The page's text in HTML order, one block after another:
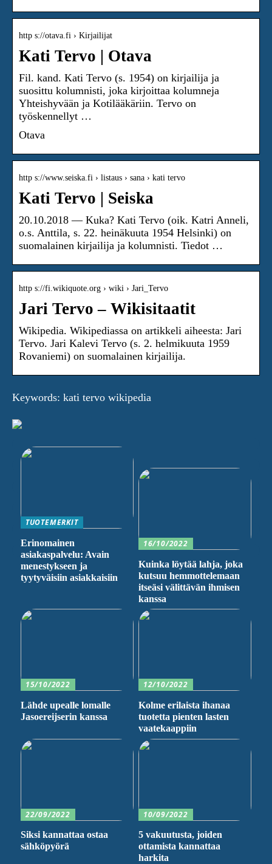
http s://otava.fi › Kirjailijat
Kati Tervo | Otava
Fil. kand. Kati Tervo (s. 1954) on kirjailija ja
suosittu kolumnisti, joka kirjoittaa kolumneja
Yhteishyvään ja Kotilääkäriin. Tervo on
työskennellyt …
Otava
http s://www.seiska.fi › listaus › sana › kati tervo
Kati Tervo | Seiska
20.10.2018 — Kuka? Kati Tervo (oik. Katri Anneli,
o.s. Anttila, s. 22. heinäkuuta 1954 Helsinki) on
suomalainen kirjailija ja kolumnisti. Tiedot …
http s://fi.wikiquote.org › wiki › Jari_Tervo
Jari Tervo – Wikisitaatit
Wikipedia. Wikipediassa on artikkeli aiheesta: Jari
Tervo. Jari Kalevi Tervo (s. 2. helmikuuta 1959
Rovaniemi) on suomalainen kirjailija.
Keywords: kati tervo wikipedia
TUOTEMERKIT
Erinomainen
asiakaspalvelu: Avain
menestykseen ja
tyytyväisiin asiakkaisiin
16/10/2022
Kuinka löytää lahja, joka
kutsuu hemmottelemaan
itseäsi välittävän ihmisen
kanssa
15/10/2022
Lähde upealle lomalle
Jasoereijserin kanssa
12/10/2022
Kolme erilaista ihanaa
tuotetta pienten lasten
vaatekaappiin
22/09/2022
Siksi kannattaa ostaa
sähköpyörä
10/09/2022
5 vakuutusta, joiden
ottamista kannattaa
harkita